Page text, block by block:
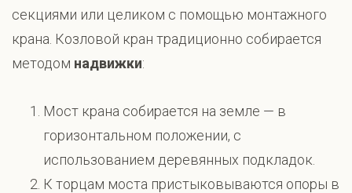
секциями или целиком с помощью монтажного
крана. Козловой кран традиционно собирается
методом надвижки:
Мост крана собирается на земле — в
горизонтальном положении, с
использованием деревянных подкладок.
К торцам моста пристыковываются опоры в